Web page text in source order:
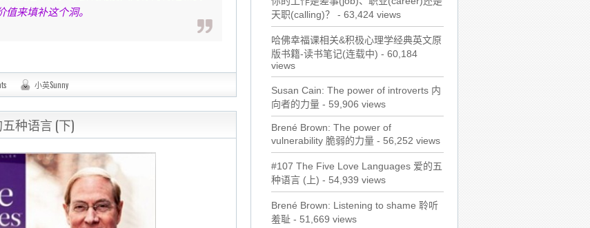
来填补这个洞。
小英Sunny
五种语言 (下)
天职(calling)？
- 63,424 views
哈佛幸福课相关&积极心理学经典英文原
版书籍-读书笔记(连载中) - 60,184
views
Susan Cain: The power of introverts 内
向者的力量 - 59,906 views
Brené Brown: The power of
vulnerability 脆弱的力量 - 56,252 views
#107 The Five Love Languages 爱的五
种语言 (上) - 54,939 views
Brené Brown: Listening to shame 聆听
羞耻 - 51,669 views